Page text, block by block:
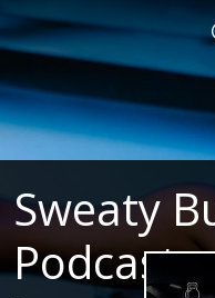
Sweaty
Podcast